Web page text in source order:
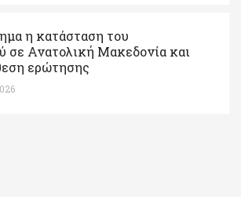
η κατάσταση του
σε Ανατολική Μακεδονία και
ερώτησης